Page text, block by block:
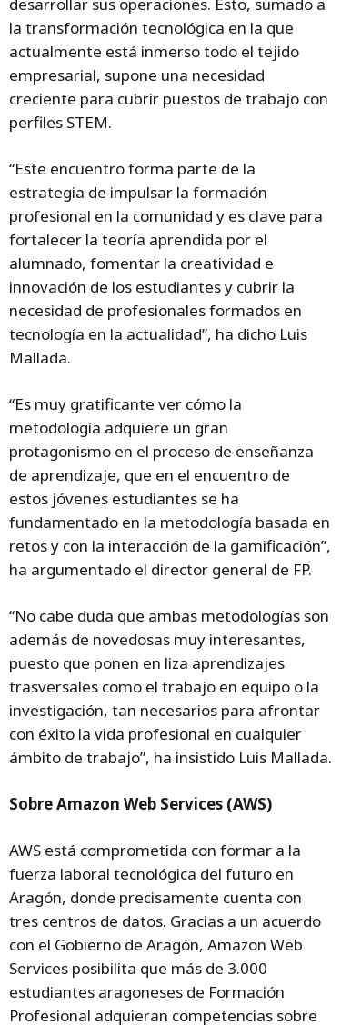
la transformación tecnológica en la que
actualmente está inmerso todo el tejido
empresarial, supone una necesidad
creciente para cubrir puestos de trabajo con
perfiles STEM.
“Este encuentro forma parte de la
estrategia de impulsar la formación
profesional en la comunidad y es clave para
fortalecer la teoría aprendida por el
alumnado, fomentar la creatividad e
innovación de los estudiantes y cubrir la
necesidad de profesionales formados en
tecnología en la actualidad”, ha dicho Luis
Mallada.
“Es muy gratificante ver cómo la
metodología adquiere un gran
protagonismo en el proceso de enseñanza
de aprendizaje, que en el encuentro de
estos jóvenes estudiantes se ha
fundamentado en la metodología basada en
retos y con la interacción de la gamificación”,
ha argumentado el director general de FP.
“No cabe duda que ambas metodologías son
además de novedosas muy interesantes,
puesto que ponen en liza aprendizajes
trasversales como el trabajo en equipo o la
investigación, tan necesarios para afrontar
con éxito la vida profesional en cualquier
ámbito de trabajo”, ha insistido Luis Mallada.
Sobre Amazon Web Services (AWS)
AWS está comprometida con formar a la
fuerza laboral tecnológica del futuro en
Aragón, donde precisamente cuenta con
tres centros de datos. Gracias a un acuerdo
con el Gobierno de Aragón, Amazon Web
Services posibilita que más de 3.000
estudiantes aragoneses de Formación
Profesional adquieran competencias sobre